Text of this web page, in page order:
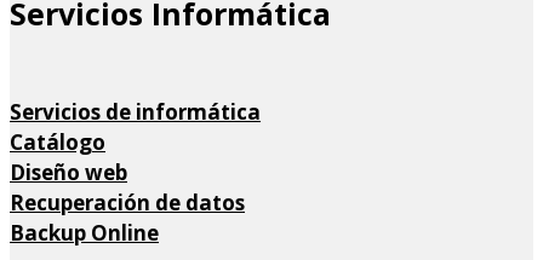
Servicios Informática
Servicios de informática
Catálogo
Diseño web
Recuperación de datos
Backup Online